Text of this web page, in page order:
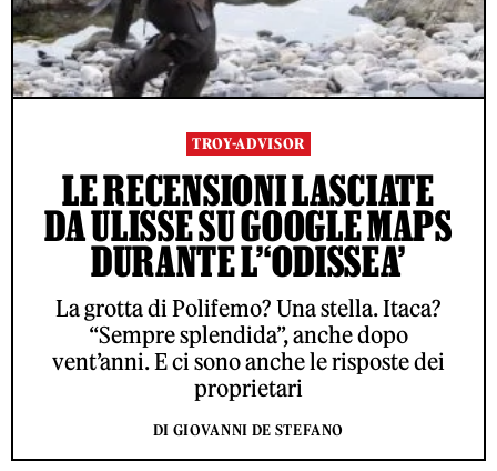
TROY-ADVISOR
LE RECENSIONI LASCIATE
DA ULISSE SU GOOGLE MAPS
DURANTE L’‘ODISSEA’
La grotta di Polifemo? Una stella. Itaca?
“Sempre splendida”, anche dopo
vent’anni. E ci sono anche le risposte dei
proprietari
DI GIOVANNI DE STEFANO